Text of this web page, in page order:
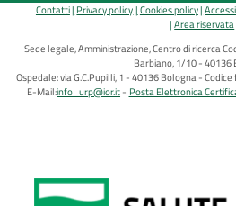
Contatti Privacy policy Cookies policy
Area riservata
Sede legale, Amministrazione, Centro di ricerca
Barbiano, 1/10 - 40136
Ospedale: via G.C.Pupilli, 1 - 40136 Bologna -
E-Mail:info_urp@ior.it Posta Elettronica